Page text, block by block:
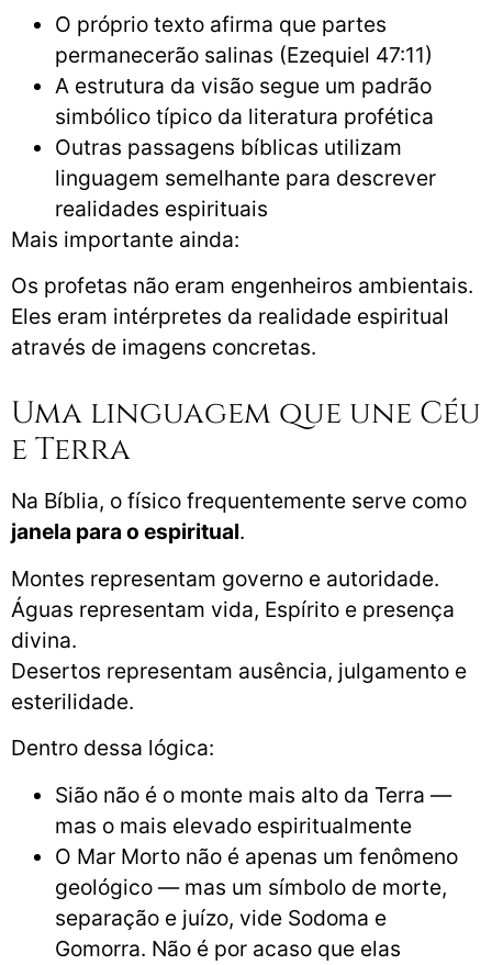
O próprio texto afirma que partes
permanecerão salinas (Ezequiel 47:11)
A estrutura da visão segue um padrão
simbólico típico da literatura profética
Outras passagens bíblicas utilizam
linguagem semelhante para descrever
realidades espirituais
Mais importante ainda:
Os profetas não eram engenheiros ambientais.
Eles eram intérpretes da realidade espiritual
através de imagens concretas.
Uma linguagem que une Céu
e Terra
Na Bíblia, o físico frequentemente serve como
janela para o espiritual.
Montes representam governo e autoridade.
Águas representam vida, Espírito e presença
divina.
Desertos representam ausência, julgamento e
esterilidade.
Dentro dessa lógica:
Sião não é o monte mais alto da Terra —
mas o mais elevado espiritualmente
O Mar Morto não é apenas um fenômeno
geológico — mas um símbolo de morte,
separação e juízo, vide Sodoma e
Gomorra. Não é por acaso que elas